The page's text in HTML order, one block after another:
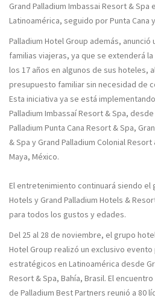
Grand Palladium Imbassai Resort &
Latinoamérica, seguido por Punta Cana
Palladium Hotel Group además, anunció
familias viajeras, ya que se extenderá
los 17 años en algunos de sus hoteles,
presupuesto familiar sin necesidad de
Esta iniciativa ya se está
Palladium Imbassaí Resort & Spa,
Palladium Punta Cana Resort & Spa,
& Spa y Grand Palladium Colonial
Maya, México.
El entretenimiento continuará siendo el
Hotels y Grand Palladium Hotels &
para todos los gustos y edades.
Del 25 al 28 de noviembre, el grupo
Hotel Group realizó un exclusivo
estratégicos en Latinoamérica desde
Resort & Spa, Bahía, Brasil. El
de Palladium Best Partners reunió a 80